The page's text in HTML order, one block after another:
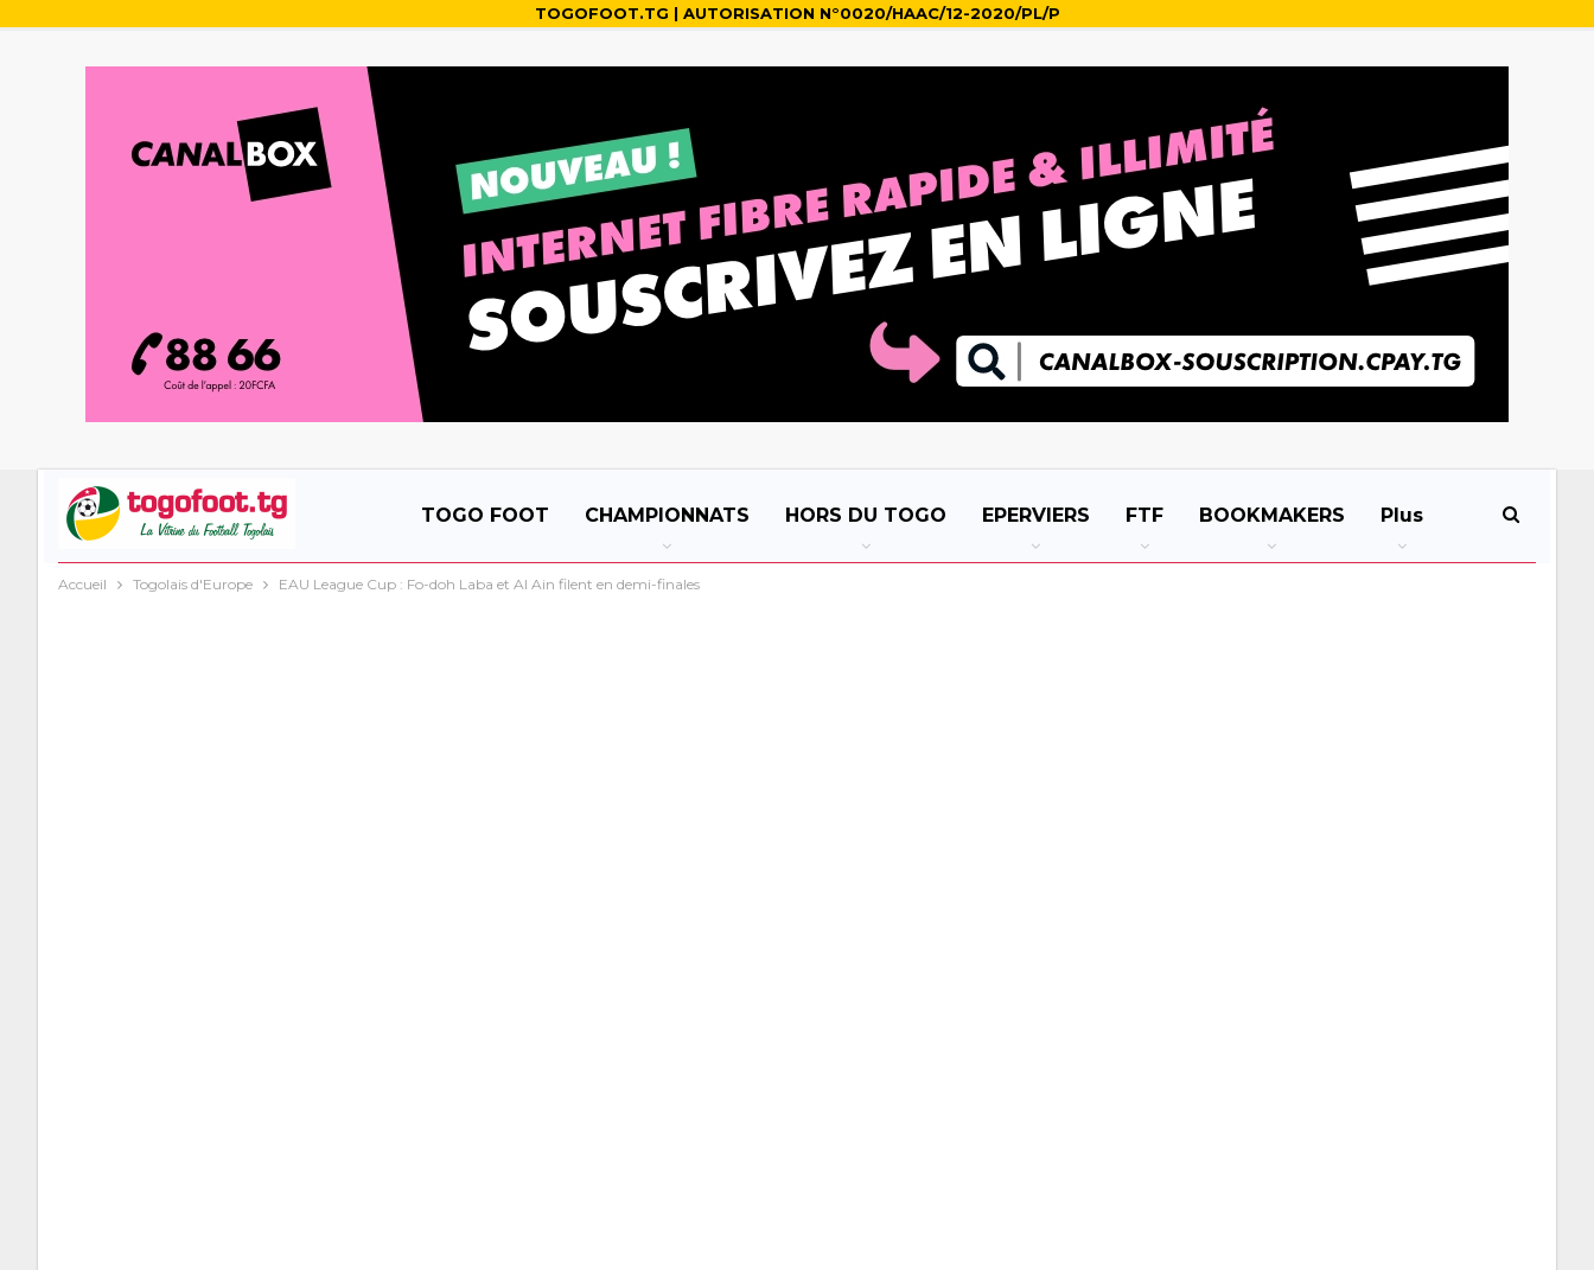
TOGOFOOT.TG | AUTORISATION N°0020/HAAC/12-2020/PL/P
TOGO FOOT CHAMPIONNATS HORS DU TOGO EPERVIERS FTF BOOKMAKERS Plus
Accueil Togolais d'Europe EAU League Cup : Fo-doh Laba et Al Ain filent en demi-finales